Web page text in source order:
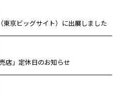
京ビッグサイト）に出展しました
店」定休日のお知らせ